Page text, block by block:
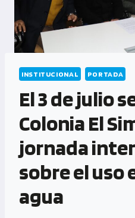
INSTITUCIONAL PORTADA
El 3 de julio
Colonia El
jornada
sobre el uso
agua